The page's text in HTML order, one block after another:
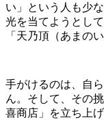
い」という人も少
光を当てようとし
「天乃頂（あまの
手がけるのは、自
ん。そして、その
喜商店」を立ち上